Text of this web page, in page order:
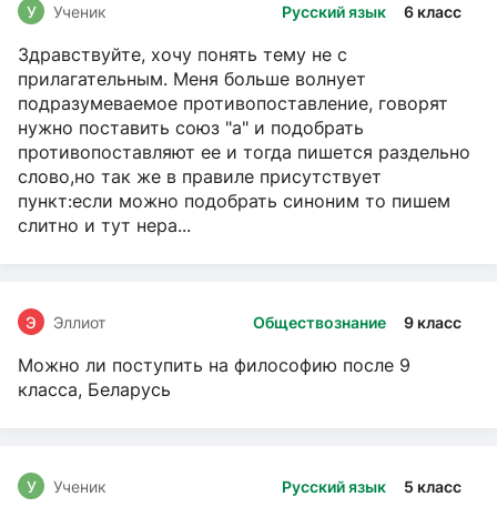
Русский язык 6 класс
У Ученик
Здравствуйте, хочу понять тему не с
прилагательным. Меня больше волнует
подразумеваемое противопоставление, говорят
нужно поставить союз "а" и подобрать
противопоставляют ее и тогда пишется раздельно
слово,но так же в правиле присутствует
пункт:если можно подобрать синоним то пишем
слитно и тут нера...
Обществознание 9 класс
Э Эллиот
Можно ли поступить на философию после 9
класса, Беларусь
Русский язык 5 класс
У Ученик